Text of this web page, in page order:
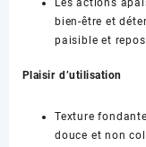
Les actions
bien-être et
paisible et
Plaisir d’utilisation
Texture
douce et non